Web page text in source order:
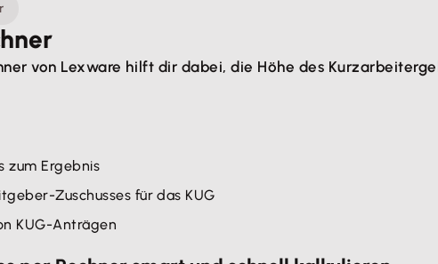
von Lexware hilft dir dabei, die Höhe des
zum Ergebnis
Zuschusses für das KUG
KUG-Anträgen